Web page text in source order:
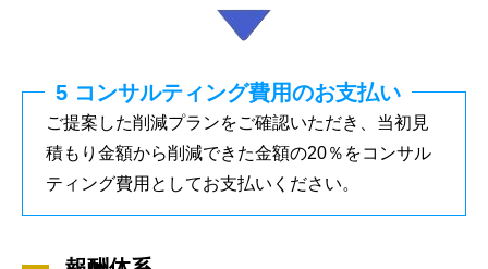
5 コンサルティング費用のお支払い
ご提案した削減プランをご確認いただき、当初見
積もり金額から削減できた金額の20％をコンサル
ティング費用としてお支払いください。